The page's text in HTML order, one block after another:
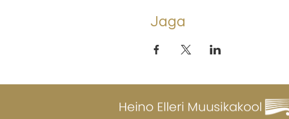
Jaga